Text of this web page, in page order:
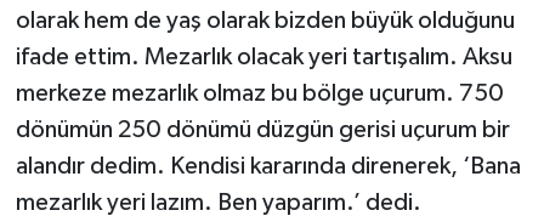
olarak hem de yaş olarak bizden büyük olduğunu
ifade ettim. Mezarlık olacak yeri tartışalım. Aksu
merkeze mezarlık olmaz bu bölge uçurum. 750
dönümün 250 dönümü düzgün gerisi uçurum bir
alandır dedim. Kendisi kararında direnerek, ‘Bana
mezarlık yeri lazım. Ben yaparım.’ dedi.